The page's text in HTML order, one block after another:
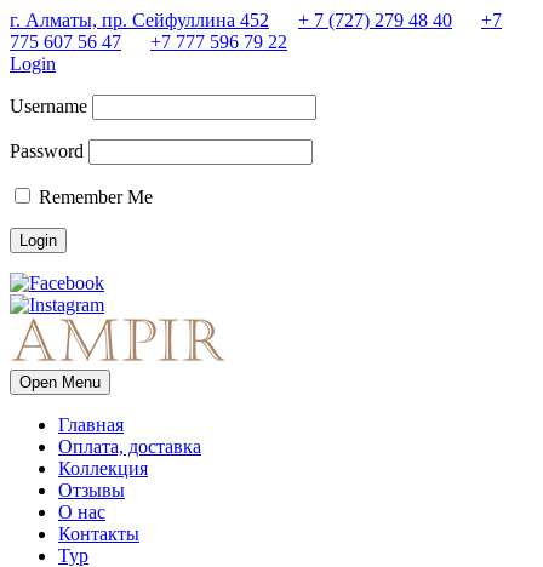
г. Алматы, пр. Сейфуллина 452 + 7 (727) 279 48 40
+7
775 607 56 47
+7 777 596 79 22
Login
Username
Password
Remember Me
Open Menu
Главная
Оплата, доставка
Коллекция
Отзывы
О нас
Контакты
Тур